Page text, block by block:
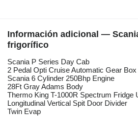
Información adicional —
frigorífico
Scania P Series Day Cab
2 Pedal Opti Cruise Automatic Gear Box
Scania 6 Cylinder 250Bhp Engine
28Ft Gray Adams Body
Thermo King T-1000R Spectrum Fridge
Longitudinal Vertical Spit Door Divider
Twin Evap